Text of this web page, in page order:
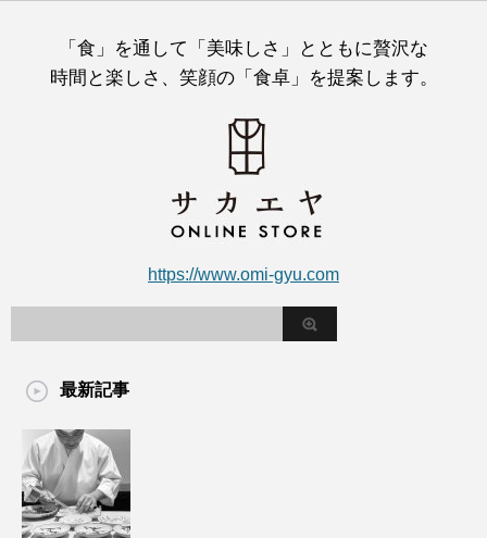
「食」を通して「美味しさ」とともに贅沢な
時間と楽しさ、笑顔の「食卓」を提案します。
https://www.omi-gyu.com
最新記事